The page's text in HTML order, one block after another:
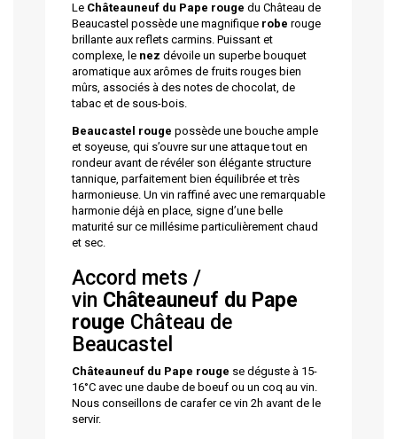
Le Châteauneuf du Pape rouge du Château de
Beaucastel possède une magnifique robe rouge
brillante aux reflets carmins. Puissant et
complexe, le nez dévoile un superbe bouquet
aromatique aux arômes de fruits rouges bien
mûrs, associés à des notes de chocolat, de
tabac et de sous-bois.
Beaucastel rouge possède une bouche ample
et soyeuse, qui s’ouvre sur une attaque tout en
rondeur avant de révéler son élégante structure
tannique, parfaitement bien équilibrée et très
harmonieuse. Un vin raffiné avec une remarquable
harmonie déjà en place, signe d’une belle
maturité sur ce millésime particulièrement chaud
et sec.
Accord mets /
vin Châteauneuf du Pape
rouge Château de
Beaucastel
Châteauneuf du Pape rouge se déguste à 15-
16°C avec une daube de boeuf ou un coq au vin.
Nous conseillons de carafer ce vin 2h avant de le
servir.